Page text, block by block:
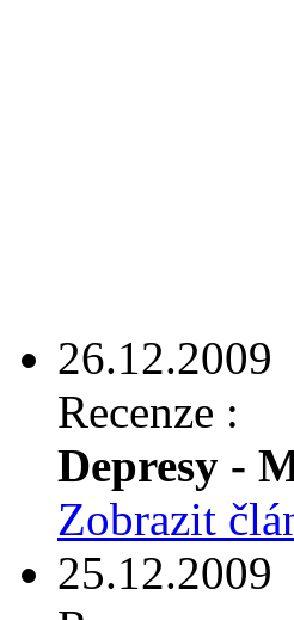
26.12.2009
Recenze :
Depresy -
Zobrazit
25.12.2009